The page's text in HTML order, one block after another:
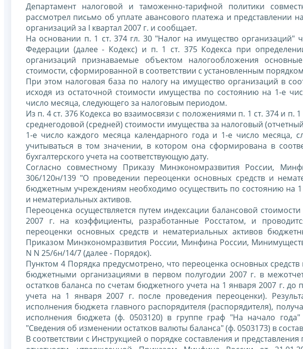
Департамент налоговой и таможенно-тарифной политики
рассмотрел письмо об уплате авансового платежа и представлении
организаций за I квартал 2007 г. и сообщает.
На основании п. 1 ст. 374 гл. 30 "Налог на имущество организаций"
Федерации (далее - Кодекс) и п. 1 ст. 375 Кодекса при
организаций признаваемые объектом налогообложения
стоимости, сформированной в соответствии с установленным
При этом налоговая база по налогу на имущество организаций в
исходя из остаточной стоимости имущества по состоянию на 1-е
число месяца, следующего за налоговым периодом.
Из п. 4 ст. 376 Кодекса во взаимосвязи с положениями п. 1 ст. 374 и п.
среднегодовой (средней) стоимости имущества за налоговый
1-е число каждого месяца календарного года и 1-е число месяца,
учитываться в том значении, в котором она сформирована в
бухгалтерского учета на соответствующую дату.
Согласно совместному Приказу Минэкономразвития России,
306/120н/139 "О проведении переоценки основных средств и
бюджетным учреждениям необходимо осуществить по состоянию на 1
и нематериальных активов.
Переоценка осуществляется путем индексации балансовой
2007 г. на коэффициенты, разработанные Росстатом, и
переоценки основных средств и нематериальных активов
Приказом Минэкономразвития России, Минфина России,
N N 25/6н/14/7 (далее - Порядок).
Пунктом 4 Порядка предусмотрено, что переоценка основных
бюджетными организациями в первом полугодии 2007 г. в
остатков баланса по счетам бюджетного учета на 1 января 2007 г.
учета на 1 января 2007 г. после проведения переоценки).
исполнения бюджета главного распорядителя (распорядителя),
исполнения бюджета (ф. 0503120) в группе граф "На начало
"Сведения об изменении остатков валюты баланса" (ф. 0503173) в
В соответствии с Инструкцией о порядке составления и